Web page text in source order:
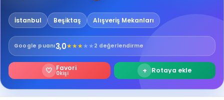
İstanbul Beşiktaş Alışveriş Mekanları
Google puanı3,0★★★★★ 2 değerlendirme
🤍 Favori
0kişi + Rotaya ekle